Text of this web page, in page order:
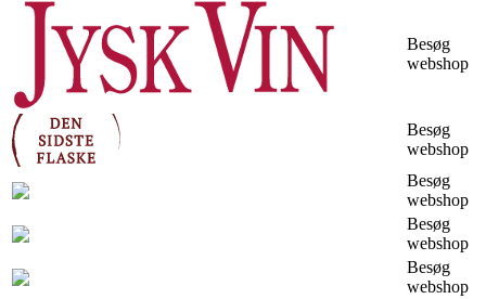
Besøg
webshop
Besøg
webshop
Besøg
webshop
Besøg
webshop
Besøg
webshop